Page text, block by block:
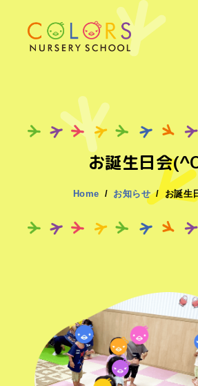
お誕生日会
Home お知らせ お誕生